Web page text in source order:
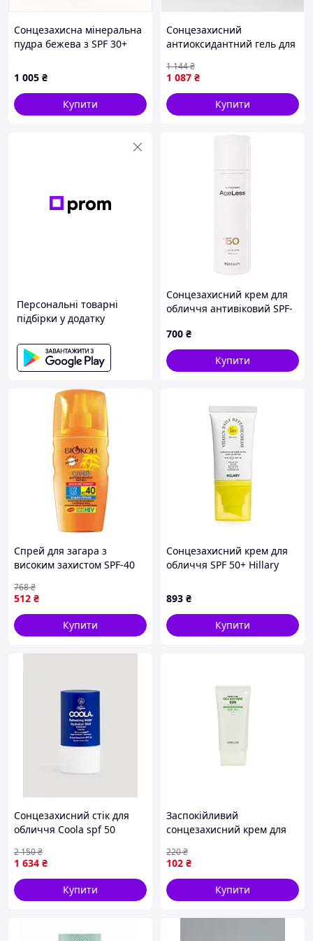
Сонцезахисна мінеральна
пудра бежева з SPF 30+
SPF 30+ Warm Medium
Tone Hil 8154P5P46
1 005 ₴
Купити
Сонцезахисний
антиоксидантний гель для
HELIOCARE 360 ADVANCED
GEL SPF 50+, 250 мл
1 087 ₴
1 144₴
Купити
Персональні товарні
підбірки у додатку
Сонцезахисний крем для
обличчя антивіковий SPF-
700 ₴
Купити
Спрей для загара з
високим захистом SPF-40
зволожуючий для захисту
від сонячних опіків. SPICY
512 ₴
768₴
Купити
Сонцезахисний крем для
обличчя SPF 50+ Hillary
Cream, 40 мл
893 ₴
Купити
Сонцезахисний стік для
обличчя Coola spf 50
Stick 22g
1 634 ₴
2 150₴
Купити
Заспокійливий
сонцезахисний крем для
Care Cica Soothing Sun 50 г
102 ₴
220₴
Купити